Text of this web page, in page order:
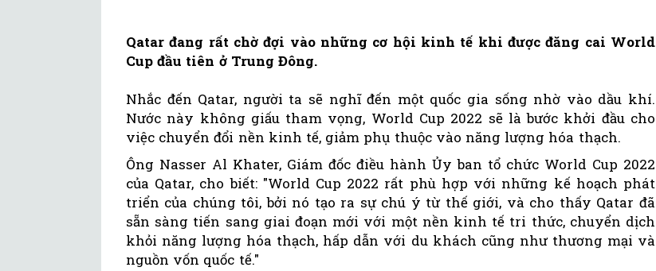
Qatar đang rất chờ đợi vào những cơ hội kinh tế khi được đăng cai World
Cup đầu tiên ở Trung Đông.
Nhắc đến Qatar, người ta sẽ nghĩ đến một quốc gia sống nhờ vào dầu khí.
Nước này không giấu tham vọng, World Cup 2022 sẽ là bước khởi đầu cho
việc chuyển đổi nền kinh tế, giảm phụ thuộc vào năng lượng hóa thạch.
Ông Nasser Al Khater, Giám đốc điều hành Ủy ban tổ chức World Cup 2022
của Qatar, cho biết: "World Cup 2022 rất phù hợp với những kế hoạch phát
triển của chúng tôi, bởi nó tạo ra sự chú ý từ thế giới, và cho thấy Qatar đã
sẵn sàng tiến sang giai đoạn mới với một nền kinh tế tri thức, chuyển dịch
khỏi năng lượng hóa thạch, hấp dẫn với du khách cũng như thương mại và
nguồn vốn quốc tế."